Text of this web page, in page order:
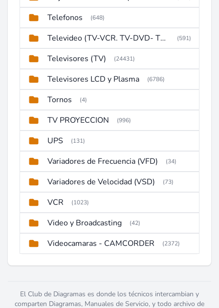
Telefonos (648)
Televideo (TV-VCR. TV-DVD- TV-DVD-VCR) (591)
Televisores (TV) (24431)
Televisores LCD y Plasma (6786)
Tornos (4)
TV PROYECCION (996)
UPS (131)
Variadores de Frecuencia (VFD) (34)
Variadores de Velocidad (VSD) (73)
VCR (1023)
Video y Broadcasting (42)
Videocamaras - CAMCORDER (2372)
El Club de Diagramas es donde los técnicos intercambian y
comparten Diagramas, Manuales de Servicio, y todo archivo de